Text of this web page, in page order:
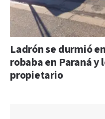
Ladrón se durmió
robaba en Paraná y
propietario